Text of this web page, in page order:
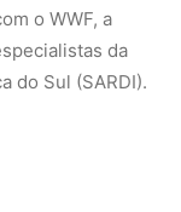
o WWF, a
da
do Sul (SARDI).